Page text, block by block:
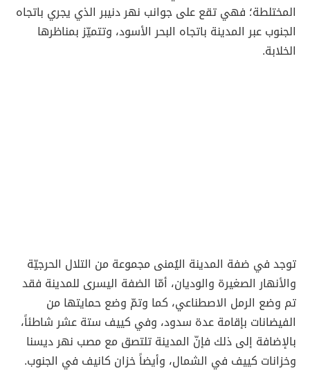
المختلطة؛ فهي تقع على جوانب نهر دنيبر الذي يجري باتجاه
الجنوب عبر المدينة باتجاه البحر الأسود، وتتميّز بمناظرها
الخلابة.
توجد في ضفة المدينة اليُمنى مجموعة من التلال الحرجيّة
والأنهار الصغيرة والوديان، أمّا الضفة اليسرى للمدينة فقد
تم وضع الرمل الاصطناعي، كما وتمّ وضع حمايتها من
الفيضانات بإقامة عدة سدود، وفي كييف ستة عشر شاطئاً،
بالإضافة إلى ذلك فإنّ المدينة تلتصق مع مصب نهر ديسنا
وخزانات كييف في الشمال، وأيضاً خزان كانيف في الجنوب.